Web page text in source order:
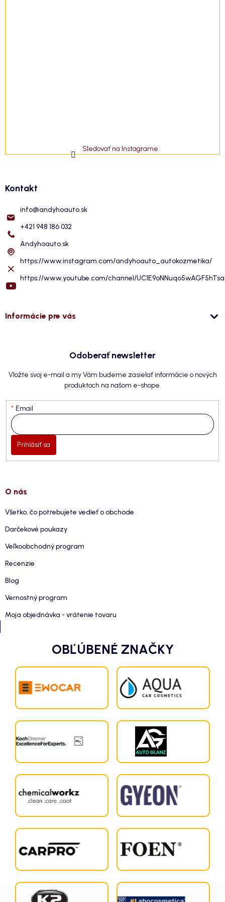
Sledovať na Instagrame
Kontakt
info@andyhoauto.sk
+421 948 186 032
Andyhoauto.sk
https://www.instagram.com/andyhoauto_autokozmetika/
https://www.youtube.com/channel/
Informácie pre vás
Odoberať newsletter
Vložte svoj e-mail a my Vám budeme zasielať informácie o nových
produktoch na našom e-shope.
Email
Prihlásiť sa
O nás
Všetko, čo potrebujete vedieť o obchode
Darčekové poukazy
Veľkoobchodný program
Recenzie
Blog
Vernostný program
Moja objednávka - vrátenie tovaru
OBĽÚBENÉ ZNAČKY